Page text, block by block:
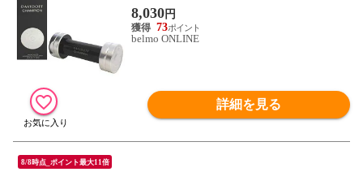
MPION DAVIDOFF 新品 未使用
8,030円
73
belmo ONLINE
詳細を見る
8/8時点_ポイント最大11倍